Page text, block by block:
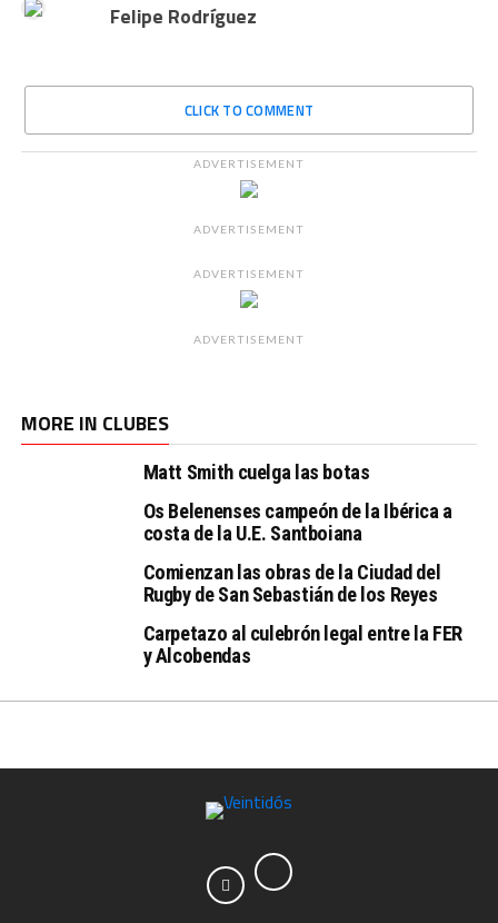
Felipe Rodríguez
CLICK TO COMMENT
ADVERTISEMENT
ADVERTISEMENT
ADVERTISEMENT
ADVERTISEMENT
MORE IN CLUBES
Matt Smith cuelga las botas
Os Belenenses campeón de la Ibérica a
costa de la U.E. Santboiana
Comienzan las obras de la Ciudad del
Rugby de San Sebastián de los Reyes
Carpetazo al culebrón legal entre la FER
y Alcobendas